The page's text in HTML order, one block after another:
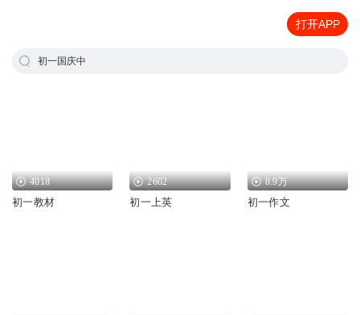
打开APP
初一国庆中
4018
初一教材
2602
初一上英
8.9万
初一作文